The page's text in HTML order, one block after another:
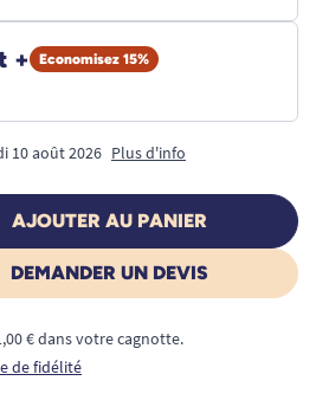
+ Economisez 15%
10 août 2026 Plus d'info
AJOUTER AU PANIER
DEMANDER UN DEVIS
€ dans votre cagnotte.
de fidélité